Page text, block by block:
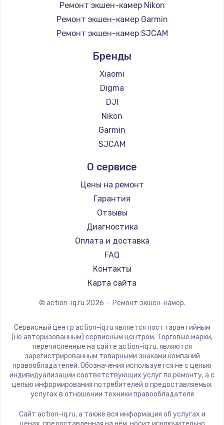
Ремонт экшен-камер Nikon
Ремонт экшен-камер Garmin
Ремонт экшен-камер SJCAM
Бренды
Xiaomi
Digma
DJI
Nikon
Garmin
SJCAM
О сервисе
Цены на ремонт
Гарантия
Отзывы
Диагностика
Оплата и доставка
FAQ
Контакты
Карта сайта
© action-iq.ru 2026 — Ремонт экшен-камер.
Сервисный центр action-iq.ru является пост гарантийным
(не авторизованным) сервисным центром. Торговые марки,
перечисленные на сайте action-iq.ru, являются
зарегистрированным товарными знаками компаний
правообладателей. Обозначения используется не с целью
индивидуализации соответствующих услуг по ремонту, а с
целью информирования потребителей о предоставляемых
услугах в отношении техники правообладателя
Сайт action-iq.ru, а также вся информация об услугах и